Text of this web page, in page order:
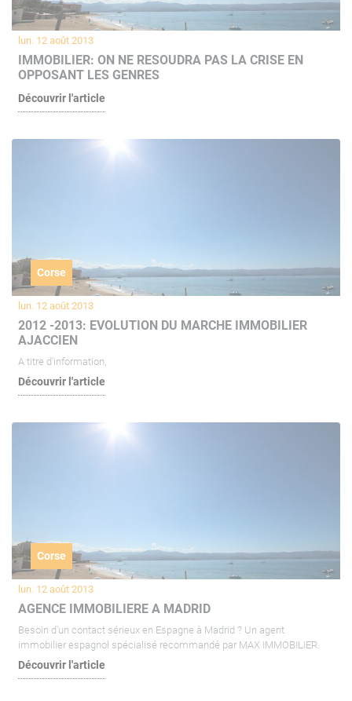
lun. 12 août 2013
IMMOBILIER: ON NE RESOUDRA PAS LA CRISE EN
OPPOSANT LES GENRES
Découvrir l'article
Corse
lun. 12 août 2013
2012 -2013: EVOLUTION DU MARCHE IMMOBILIER
AJACCIEN
A titre d'information,
Découvrir l'article
Corse
lun. 12 août 2013
AGENCE IMMOBILIERE A MADRID
Besoin d'un contact sérieux en Espagne à Madrid ? Un agent
immobilier espagnol spécialisé recommandé par MAX IMMOBILIER.
Découvrir l'article